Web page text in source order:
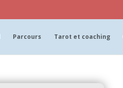
Parcours Tarot et coaching